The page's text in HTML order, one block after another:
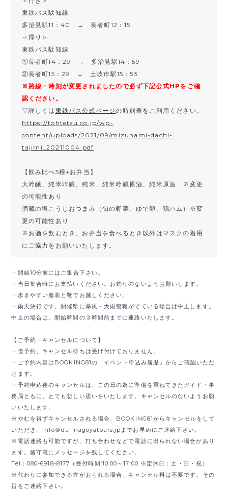
東鉄バス駄知線
多治見駅11：40 → 長者町12：15
＜帰り＞
東鉄バス駄知線
①長者町14：29 → 多治見駅14：59
②長者町15：29 → 土岐市駅15：53
※路線・時刻が変更されましたので必ず下記公式HPをご確
認ください。
▽詳しくは 東鉄バス公式ページの時刻表をご利用ください。
https://tohtetsu.co.jp/wp-
content/uploads/2021/09/mizunami-dachi-
tajimi_20211004.pdf
【飲み比べ5種+お弁当】
大吟醸、純米吟醸、純米、純米吟醸原酒、純米原酒 ※変更
の可能性あり
酒蔵の塩こうじおつまみ（旬の野菜、ゆで卵、鶏ハム）※変
更の可能性あり
※お酒を飲むとき、お弁当を食べるとき以外はマスクの着用
にご協力をお願いいたします。
・開始10分前にはご集合下さい。
・当日集合時にお支払いください。お釣りのないようお願いします。
・歩きやすい服装と靴でお越しください。
・雨天決行です。開催県に暴風・大雨警報がでている場合は中止します。
中止の場合は、開始時間の３時間前までに連絡いたします。
【ご予約・キャンセルについて】
・仮予約、キャンセル待ちは受け付けておりません。
・ご予約内容はBOOKING81の「イベント申込み履歴」からご確認いただ
けます。
・予約申込後のキャンセルは、この日の為に準備を重ねてきたガイド・事
務局ともに、とても悲しい思いをいたします。キャンセルのないようお願
いいたします。
※やむを得ずキャンセルされる場合、BOOKING81からキャンセルをして
いただき、 info＠dai-nagoyatours.jpまでお早めにご連絡下さい。
※電話連絡も可能ですが、打ち合わせなどで電話に出られない場合があり
ます。留守電にメッセージを残してください。
Tel：080-6918-8177（受付時間:10:00～17:00 ※定休日：土・日・祝）
※代わりに参加できる方がおられる場合、キャンセル料は不要です。その
旨をご連絡下さい。